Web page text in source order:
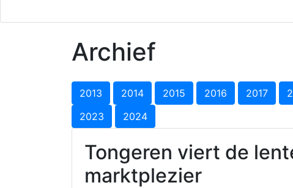
Archief
2013 2014 2015 2016 2017
2023
2024
Tongeren viert de
marktplezier